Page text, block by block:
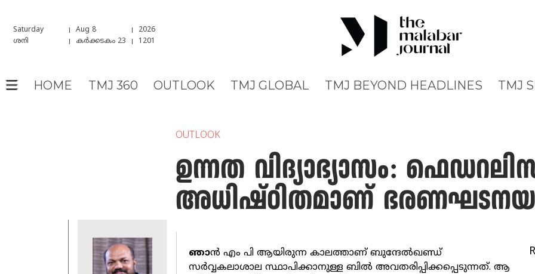
Saturday Aug 8
2026
ശനി
കർക്കടകം 23 1201
HOME TMJ 360 OUTLOOK TMJ GLOBAL TMJ BEYOND HEADLINES TMJ
OUTLOOK
ഉന്നത വിദ്യാഭ്യാസം:
അധിഷ്ഠിതമാണ്
ഞാന്‍ എം പി ആയിരുന്ന കാലത്താണ് ബുന്ദേൽഖണ്ഡ്
സര്‍വ്വകലാശാല സ്ഥാപിക്കാനുള്ള ബില്‍ അവതരിപ്പിക്കപ്പെടുന്നത്. ആ